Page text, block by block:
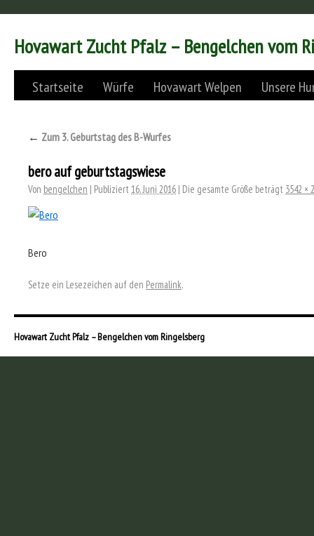
Hovawart Zucht Pfalz – Bengelchen vom
Startseite Würfe Hovawart Welpen Unsere
← Zum 3. Geburtstag des B-Wurfes
bero auf geburtstagswiese
Von bengelchen | Publiziert 16. Juni 2016 | Die gesamte Größe beträgt 3542 ×
Bero
Setze ein Lesezeichen auf den Permalink.
Hovawart Zucht Pfalz – Bengelchen vom Ringelsberg